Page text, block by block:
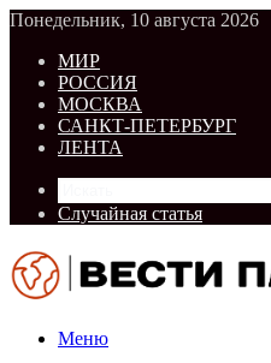
Понедельник, 10 августа 2026
МИР
РОССИЯ
МОСКВА
САНКТ-ПЕТЕРБУРГ
ЛЕНТА
Случайная статья
Меню